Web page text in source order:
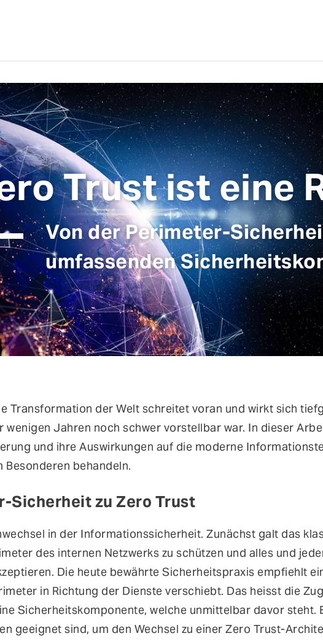
Trust ist eine
Von der Perimeter-
umfassenden
Transformation der Welt schreitet voran und wirkt sich
wenigen Jahren noch schwer vorstellbar war. In dieser
und ihre Auswirkungen auf die moderne
behandeln.
Sicherheit zu Zero Trust
in der Informationssicherheit. Zunächst galt das
des internen Netzwerks zu schützen und alles und
Die heute bewährte Sicherheitspraxis empfiehlt
in Richtung der Dienste verschiebt. Das heisst die
Sicherheitskomponente, welche unmittelbar davor steht.
geeignet sind, um den Wechsel zu einer Zero Trust-